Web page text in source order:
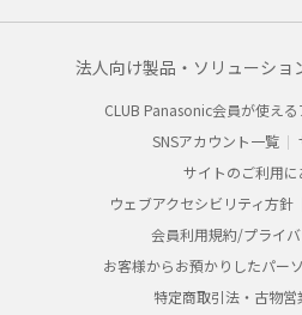
法人向け製品・ソリューショ
CLUB Panasonic会員が使え
SNSアカウント一覧
サイトのご利用に
ウェブアクセシビリティ方針
会員利用規約/プライ
お客様からお預かりしたパー
特定商取引法・古物営